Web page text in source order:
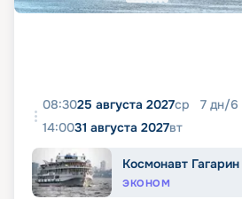
08:3025 августа 2027ср 7 дн/6
14:0031 августа 2027вт
Космонавт Гагарин
ЭКОНОМ